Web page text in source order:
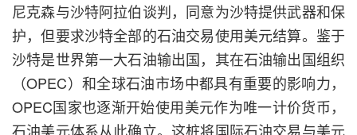
尼克森与沙特阿拉伯谈判，同意为沙特提供武器和保
护，但要求沙特全部的石油交易使用美元结算。鉴于
沙特是世界第一大石油输出国，其在石油输出国组织
（OPEC）和全球石油市场中都具有重要的影响力，
OPEC国家也逐渐开始使用美元作为唯一计价货币，
石油美元体系从此确立。这桩将国际石油交易与美元